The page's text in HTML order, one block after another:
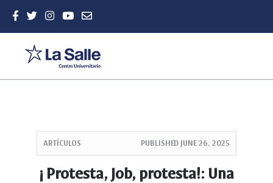
ARTÍCULOS PUBLISHED JUNE 26, 2025
¡ Protesta, Job, protesta!: Una